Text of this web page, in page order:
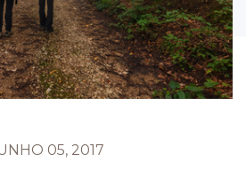
05, 2017